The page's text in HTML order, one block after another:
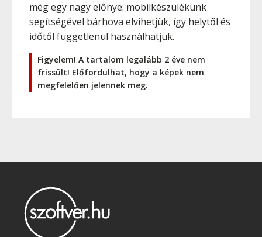
még egy nagy előnye: mobilkészülékünk
segítségével bárhova elvihetjük, így helytől és
időtől függetlenül használhatjuk.
Figyelem! A tartalom legalább 2 éve nem
frissült! Előfordulhat, hogy a képek nem
megfelelően jelennek meg.